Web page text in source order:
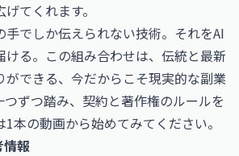
てくれます。
手でしか伝えられない技術。それをAI
ける。この組み合わせは、伝統と最新
ができる、今だからこそ現実的な副業
つずつ踏み、契約と著作権のルールを
本の動画から始めてみてください。
情報